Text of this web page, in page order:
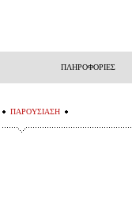
ΠΛΗΡΟΦΟΡΙΕΣ
ΠΑΡΟΥΣΙΑΣΗ